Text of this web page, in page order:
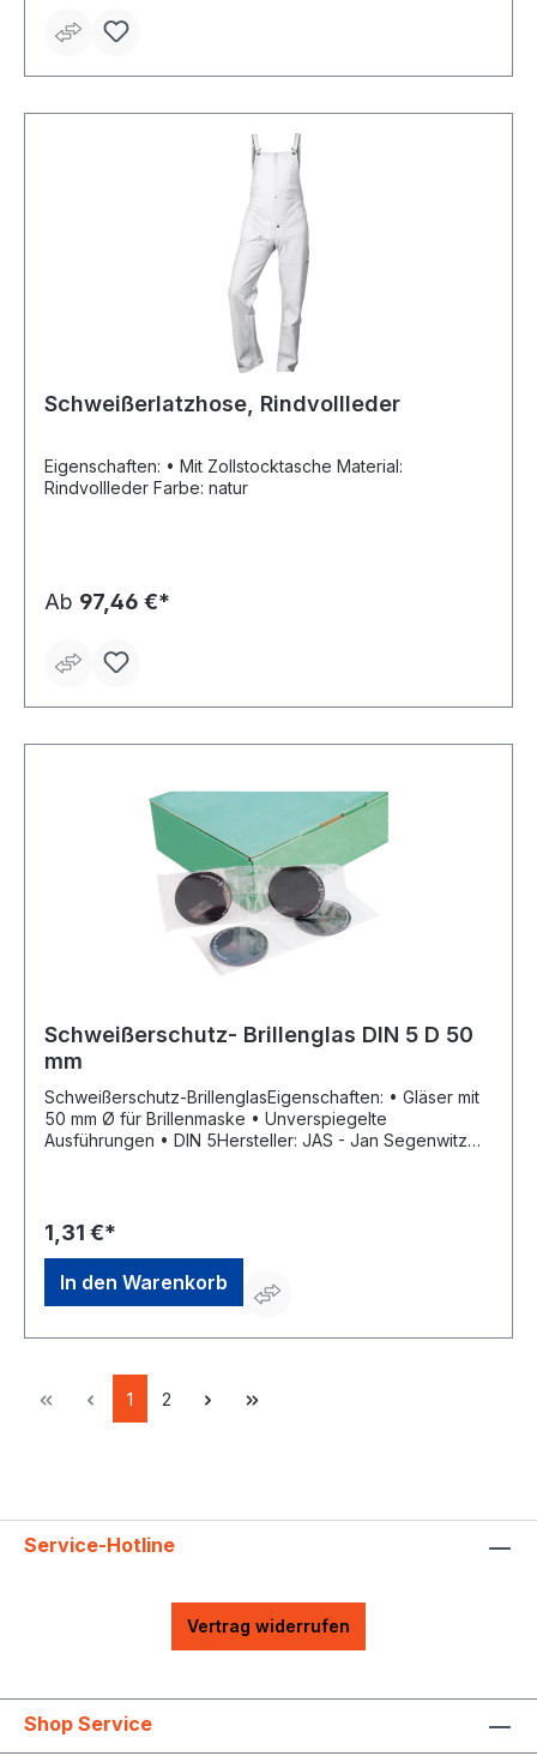
Schweißerlatzhose, Rindvollleder
Eigenschaften: • Mit Zollstocktasche Material:
Rindvollleder Farbe: natur
Ab 97,46 €*
Schweißerschutz- Brillenglas DIN 5 D 50
mm
Schweißerschutz-BrillenglasEigenschaften: • Gläser mit
50 mm Ø für Brillenmaske • Unverspiegelte
Ausführungen • DIN 5Hersteller: JAS - Jan Segenwitz
1,31 €*
In den Warenkorb
1 2
Service-Hotline
Vertrag widerrufen
Shop Service